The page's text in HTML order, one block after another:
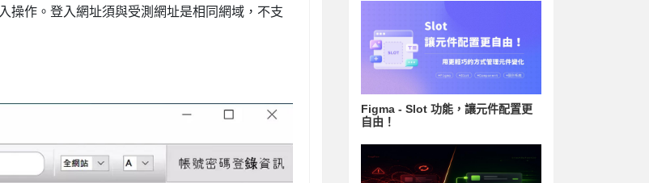
操作。登入網址須與受測網址是相同網域，不支
Figma - Slot 功能，讓元件配置更
自由！